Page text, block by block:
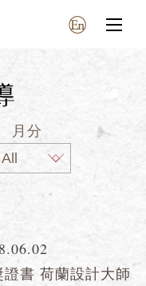
月分
證書 荷蘭設計大師